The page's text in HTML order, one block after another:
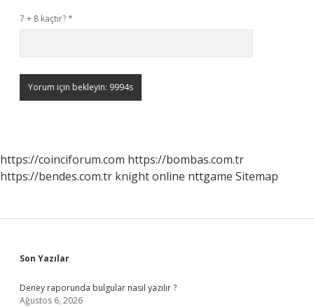
7 + 8 kaçtır?*
https://coinciforum.com https://bombas.com.tr
https://bendes.com.tr knight online nttgame Sitemap
Sidebar
Son Yazılar
Deney raporunda bulgular nasıl yazılır ?
Ağustos 6, 2026